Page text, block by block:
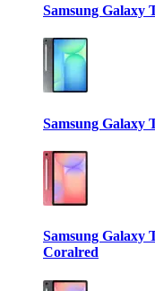
Samsung Galaxy
Samsung Galaxy
Samsung Galaxy
Coralred